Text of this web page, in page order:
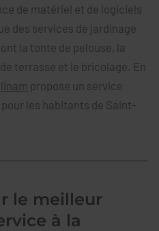
de matériel et de logiciels
des services de jardinage
la tonte de pelouse, la
terrasse et le bricolage. En
propose un service
les habitants de Saint-
le meilleur
à la